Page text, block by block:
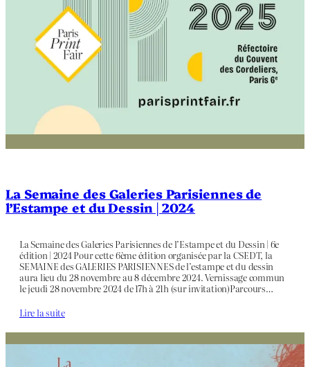
La Semaine des Galeries Parisiennes de
l’Estampe et du Dessin | 2024
La Semaine des Galeries Parisiennes de l’Estampe et du Dessin | 6e
édition | 2024 Pour cette 6ème édition organisée par la CSEDT, la
SEMAINE des GALERIES PARISIENNES de l’estampe et du dessin
aura lieu du 28 novembre au 8 décembre 2024. Vernissage commun
le jeudi 28 novembre 2024 de 17h à 21h (sur invitation)Parcours…
Lire la suite